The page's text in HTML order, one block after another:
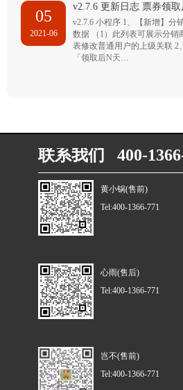
05
2021-06
v2.7.6 更新日志 票券领
v2.7.6 小程序 1、【新增】分
数据 （1）此列表可展示分销
表修改普通用户的上级关联 2
「领取后N天…
联系我们 400-
黄小锅(售前)
Tel:400-1366-771
心雨(售后)
Tel:400-1366-771
岂不(售前)
Tel:400-1366-771